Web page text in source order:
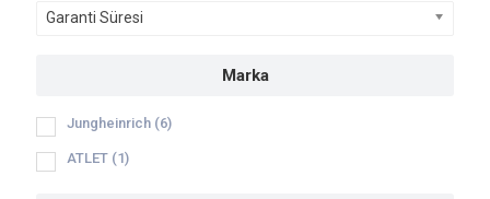
Garanti Süresi
Marka
Jungheinrich (6)
ATLET (1)